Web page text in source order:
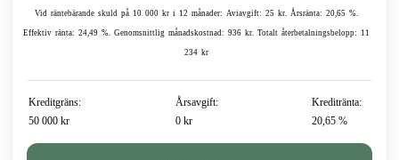
Vid räntebärande skuld på 10 000 kr i 12 månader: Aviavgift: 25 kr. Årsränta: 20,65 %.
Effektiv ränta: 24,49 %. Genomsnittlig månadskostnad: 936 kr. Totalt återbetalningsbelopp: 11
234 kr
Kreditgräns:
50 000 kr
Årsavgift:
0 kr
Kreditränta:
20,65 %